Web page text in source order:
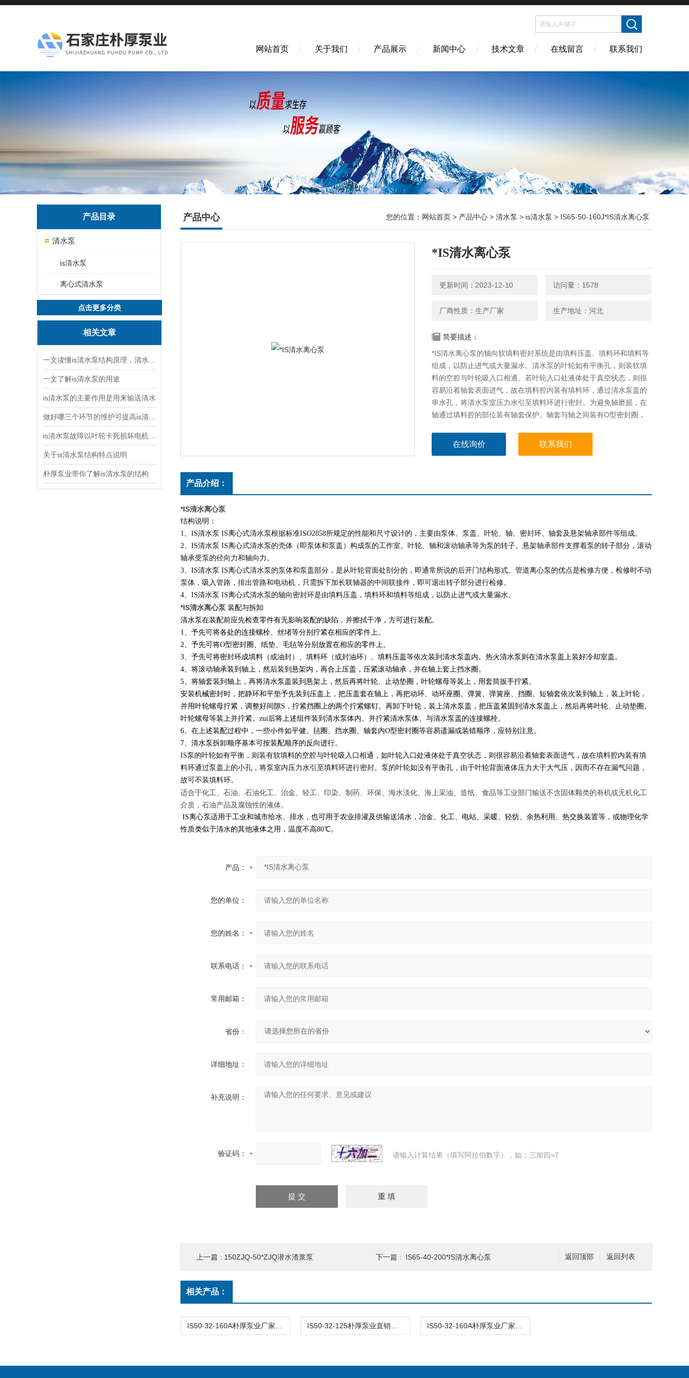
网站首页 关于我们 产品展示 新闻中心 技术文章 在线留言 联系我们
产品目录
清水泵
is清水泵
离心式清水泵
点击更多分类
相关文章
一文了解is清水泵的用途
is清水泵的主要作用是用来输送清水
关于is清水泵结构特点说明
朴厚泵业带你了解is清水泵的结构
产品中心 您的位置： 网站首页 > 产品中心 > 清水泵 > is清水泵 > IS65-50-160J*IS清水离心泵
*IS清水离心泵
更新时间：2023-12-10 访问量：1578
厂商性质：生产厂家 生产地址：河北
简要描述：
*IS清水离心泵的轴向软填料密封系统是由填料压盖、填料环和填料等
组成，以防止进气或大量漏水。清水泵的叶轮如有平衡孔，则装软填
料的空腔与叶轮吸入口相通。若叶轮入口处液体处于真空状态，则很
容易沿着轴套表面进气，故在填料腔内装有填料环，通过清水泵盖的
串水孔，将清水泵室压力水引至填料环进行密封。为避免轴磨损，在
轴通过填料腔的部位装有轴套保护。轴套与轴之间装有O型密封圈，
在线询价 联系我们
产品介绍：
*IS清水离心泵
结构说明：
1、 IS清水泵 IS离心式清水泵根据标准ISO2858所规定的性能和尺寸设计的，主要由泵体、泵盖、叶轮、轴、密封环、轴套及悬架轴承部件等组成。
2、 IS清水泵 IS离心式清水泵的壳体（即泵体和泵盖）构成泵的工作室。叶轮、轴和滚动轴承等为泵的转子。悬架轴承部件支撑着泵的转子部分，滚动
轴承受泵的径向力和轴向力。
3、 IS清水泵 IS离心式清水泵的泵体和泵盖部分，是从叶轮背面处剖分的，即通常所说的后开门结构形式。管道离心泵的优点是检修方便，检修时不动
泵体，吸入管路，排出管路和电动机，只需拆下加长联轴器的中间联接件，即可退出转子部分进行检修。
4、 IS清水泵 IS离心式清水泵的轴向密封环是由填料压盖，填料环和填料等组成，以防止进气或大量漏水。
*IS清水离心泵 装配与拆卸
清水泵在装配前应先检查零件有无影响装配的缺陷，并擦拭干净，方可进行装配。
1、予先可将各处的连接螺栓、丝堵等分别拧紧在相应的零件上。
2、予先可将O型密封圈、纸垫、毛毡等分别放置在相应的零件上。
3、予先可将密封环成填料（或油封）、填料环（或封油环）、填料压盖等依次装到清水泵盖内。热火清水泵则在清水泵盖上装好冷却室盖。
4、将滚动轴承装到轴上，然后装到悬架内，再合上压盖，压紧滚动轴承，并在轴上套上挡水圈。
5、将轴套装到轴上，再将清水泵盖装到悬架上，然后再将叶轮、止动垫圈，叶轮螺母等装上，用套筒扳手拧紧。
安装机械密封时，把静环和平垫予先装到压盖上，把压盖套在轴上，再把动环、动环座圈、弹簧、弹簧座、挡圈、短轴套依次装到轴上，装上叶轮，
并用叶轮螺母拧紧，调整好间隙S，拧紧挡圈上的两个拧紧螺钉。再卸下叶轮，装上清水泵盖，把压盖紧固到清水泵盖上，然后再将叶轮、止动垫圈、
叶轮螺母等装上并拧紧。zui后将上述组件装到清水泵体内、并拧紧清水泵体、与清水泵盖的连接螺栓。
6、在上述装配过程中，一些小件如平健、毡圈、挡水圈、轴套内O型密封圈等容易遗漏或装错顺序，应特别注意。
7、清水泵拆卸顺序基本可按装配顺序的反向进行。
IS泵的叶轮如有平衡，则装有软填料的空腔与叶轮吸入口相通，如叶轮入口处液体处于真空状态，则很容易沿着轴套表面进气，故在填料腔内装有填
料环通过泵盖上的小孔，将泵室内压力水引至填料环进行密封。泵的叶轮如没有平衡孔，由于叶轮背面液体压力大于大气压，因而不存在漏气问题，
故可不装填料环。
适合于化工、石油、石油化工、治金、轻工、印染、制药、环保、海水淡化、海上采油、造纸、食品等工业部门输送不含固体颗类的有机或无机化工
介质，石油产品及腐蚀性的液体。
IS离心泵适用于工业和城市给水、排水，也可用于农业排灌及供输送清水，冶金、化工、电站、采暖、轻纺、余热利用、热交换装置等，或物理化学
性质类似于清水的其他液体之用，温度不高80℃。
产品：
您的单位：
您的姓名：
联系电话：
常用邮箱：
省份：
详细地址：
补充说明：
验证码： 请输入计算结果（填写阿拉伯数字），如：三加四=7
返回列表
返回顶部
上一篇 : 150ZJQ-50*ZJQ潜水渣浆泵 下一篇 : IS65-40-200*IS清水离心泵
相关产品：